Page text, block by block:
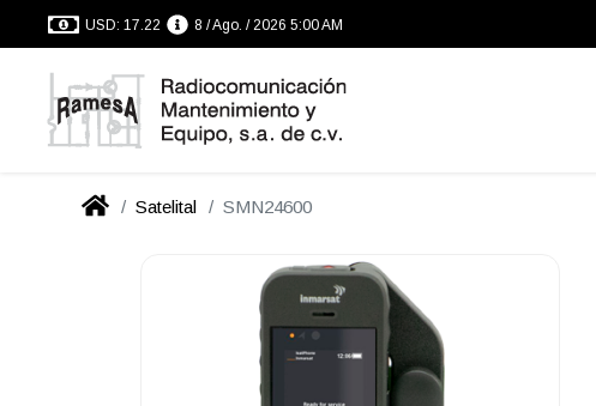
USD: 17.22 8 / Ago. / 2026 5:00 AM
Satelital SMN24600